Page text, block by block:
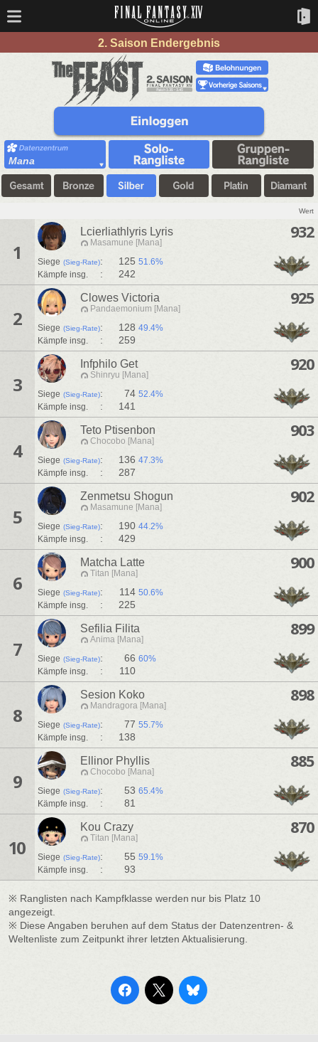
2. Saison Endergebnis
Mana
Wert
1
Lcierliathlyris Lyris
Masamune [Mana]
Siege (Sieg-Rate): 125 51.6%
Kämpfe insg.
: 242
932
2
Clowes Victoria
Pandaemonium [Mana]
Siege (Sieg-Rate): 128 49.4%
Kämpfe insg.
: 259
925
3
Infphilo Get
Shinryu [Mana]
Siege (Sieg-Rate): 74 52.4%
Kämpfe insg.
: 141
920
4
Teto Ptisenbon
Chocobo [Mana]
Siege (Sieg-Rate): 136 47.3%
Kämpfe insg.
: 287
903
5
Zenmetsu Shogun
Masamune [Mana]
Siege (Sieg-Rate): 190 44.2%
Kämpfe insg.
: 429
902
6
Matcha Latte
Titan [Mana]
Siege (Sieg-Rate): 114 50.6%
Kämpfe insg.
: 225
900
7
Sefilia Filita
Anima [Mana]
Siege (Sieg-Rate): 66 60%
Kämpfe insg.
: 110
899
8
Sesion Koko
Mandragora [Mana]
Siege (Sieg-Rate): 77 55.7%
Kämpfe insg.
: 138
898
9
Ellinor Phyllis
Chocobo [Mana]
Siege (Sieg-Rate): 53 65.4%
Kämpfe insg.
: 81
885
10
Kou Crazy
Titan [Mana]
Siege (Sieg-Rate): 55 59.1%
Kämpfe insg.
: 93
870
※ Ranglisten nach Kampfklasse werden nur bis Platz 10
angezeigt.
※ Diese Angaben beruhen auf dem Status der Datenzentren- &
Weltenliste zum Zeitpunkt ihrer letzten Aktualisierung.